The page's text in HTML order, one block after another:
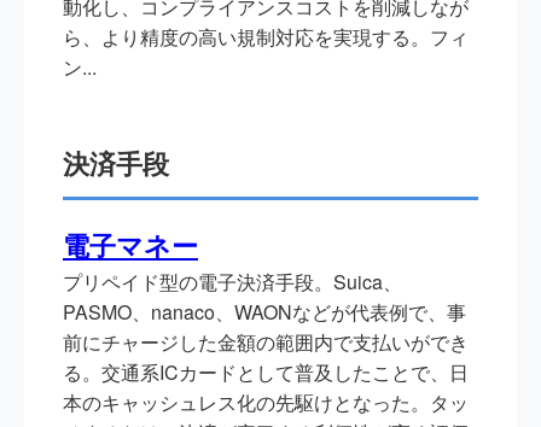
動化し、コンプライアンスコストを削減しなが
ら、より精度の高い規制対応を実現する。フィ
ン...
決済手段
電子マネー
プリペイド型の電子決済手段。Suica、
PASMO、nanaco、WAONなどが代表例で、事
前にチャージした金額の範囲内で支払いができ
る。交通系ICカードとして普及したことで、日
本のキャッシュレス化の先駆けとなった。タッ